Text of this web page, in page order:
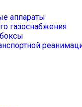
аппараты
газоснабжения